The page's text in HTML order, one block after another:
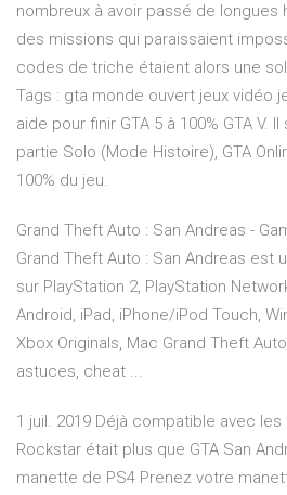
nombreux à avoir passé de longues
des missions qui paraissaient
codes de triche étaient alors une
Tags : gta monde ouvert jeux vidéo
aide pour finir GTA 5 à 100% GTA V.
partie Solo (Mode Histoire), GTA
100% du jeu.
Grand Theft Auto : San Andreas -
Grand Theft Auto : San Andreas est
sur PlayStation 2, PlayStation
Android, iPad, iPhone/iPod Touch,
Xbox Originals, Mac Grand Theft
astuces, cheat ...
1 juil. 2019 Déjà compatible avec
Rockstar était plus que GTA San
manette de PS4 Prenez votre